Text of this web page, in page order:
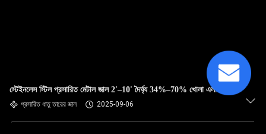
স্টেইনলেস স্টিল প্রসারিত মেটাল জাল 2'–10' দৈর্ঘ্য 34%–70% খোলা এলাকা
প্রসারিত ধাতু তারের জাল 2025-09-06